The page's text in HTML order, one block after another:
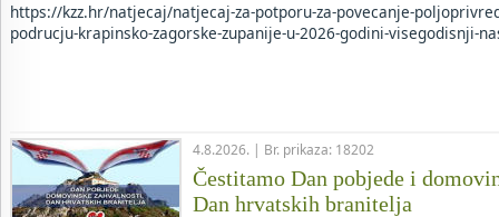
https://kzz.hr/natjecaj/natjecaj-za-potporu-za-povecanje-
podrucju-krapinsko-zagorske-zupanije-u-2026-godini-visegodisnji-
4.8.2026. | Br. prikaza: 18202
Čestitamo Dan pobjede i
Dan hrvatskih branitelja